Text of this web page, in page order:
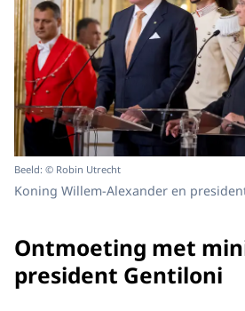
Beeld: © Robin Utrecht
Koning Willem-Alexander en
Ontmoeting met
president Gentiloni